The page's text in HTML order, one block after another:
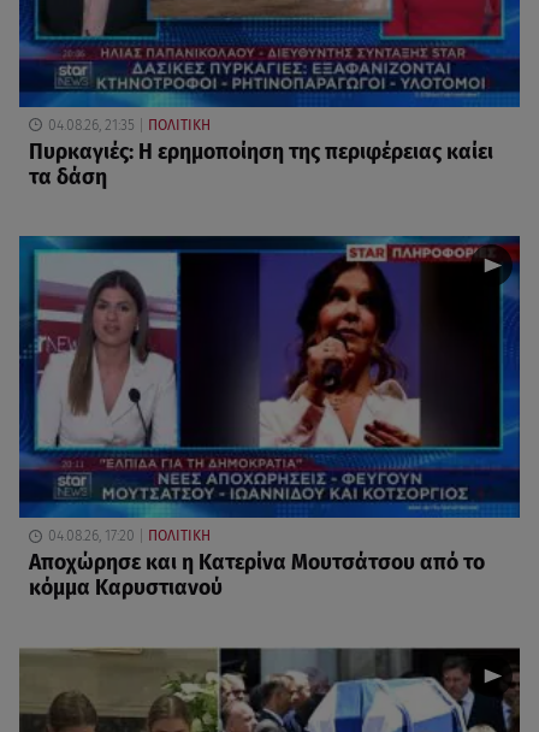
04.08.26, 21:35 ΠΟΛΙΤΙΚΗ
Πυρκαγιές: Η ερημοποίηση της περιφέρειας καίει
τα δάση
04.08.26, 17:20 ΠΟΛΙΤΙΚΗ
Αποχώρησε και η Κατερίνα Μουτσάτσου από το
κόμμα Καρυστιανού